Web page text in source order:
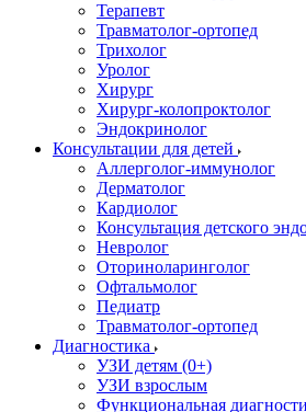
Терапевт
Травматолог-ортопед
Трихолог
Уролог
Хирург
Хирург-колопроктолог
Эндокринолог
Консультации для детей
Аллерголог-иммунолог
Дерматолог
Кардиолог
Консультация детского
Невролог
Оториноларинголог
Офтальмолог
Педиатр
Травматолог-ортопед
Диагностика
УЗИ детям (0+)
УЗИ взрослым
Функциональная